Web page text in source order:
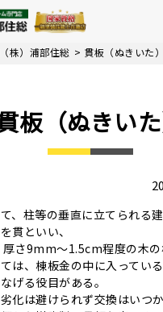
株）浦部住総 > 貫板（ぬきいた）
板（ぬきいた
、柱等の垂直に立てられる
貫といい、
さ9mm～1.5cm程度の木の
は、棟板金の中に入ってい
げる役目がある。
化は避けられず交換はいつ